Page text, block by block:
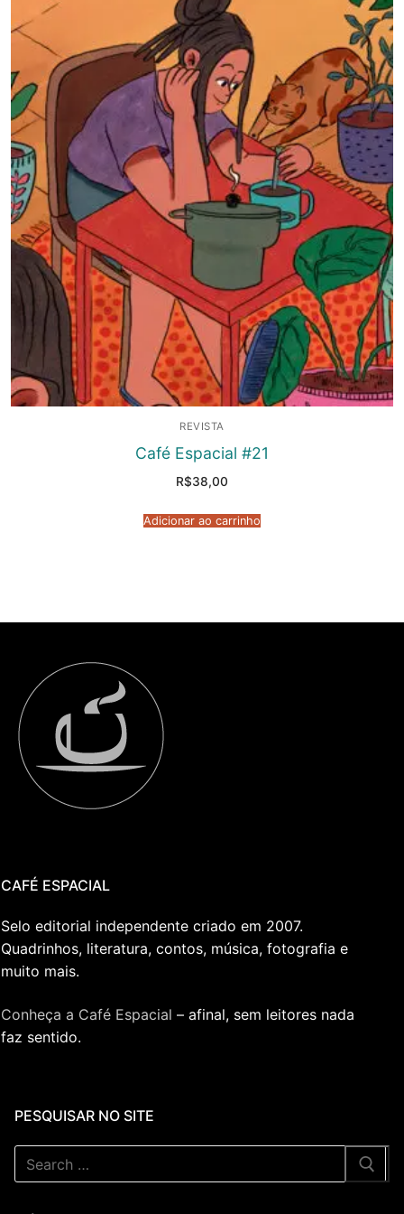
REVISTA
Café Espacial #21
R$38,00
Adicionar ao carrinho
CAFÉ ESPACIAL
Selo editorial independente criado em 2007.
Quadrinhos, literatura, contos, música, fotografia e
muito mais.
Conheça a Café Espacial – afinal, sem leitores nada
faz sentido.
PESQUISAR NO SITE
Pesquisar
por: